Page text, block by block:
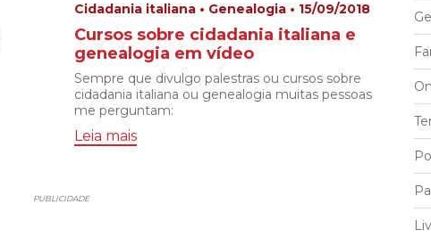
Cidadania italiana • Genealogia • 15/09/2018
Cursos sobre cidadania italiana e
genealogia em vídeo
Sempre que divulgo palestras ou cursos sobre
cidadania italiana ou genealogia muitas pessoas
me perguntam:
Leia mais
PUBLICIDADE